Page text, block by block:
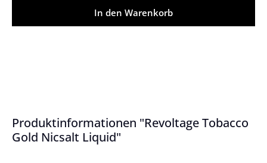
In den Warenkorb
Produktinformationen "Revoltage Tobacco
Gold Nicsalt Liquid"